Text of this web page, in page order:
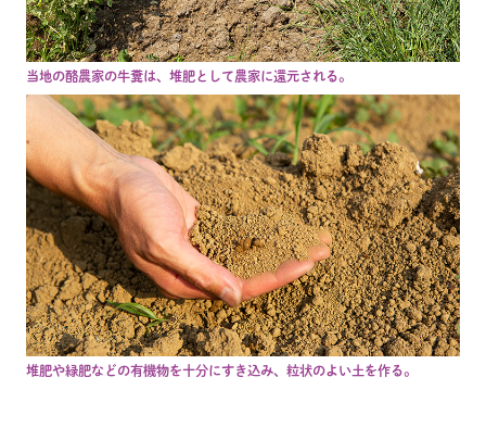
当地の酪農家の牛糞は、堆肥として農家に還元される。
堆肥や緑肥などの有機物を十分にすき込み、粒状のよい土を作る。